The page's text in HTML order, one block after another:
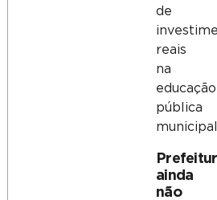
de
reais
na
educação
pública
ainda
não